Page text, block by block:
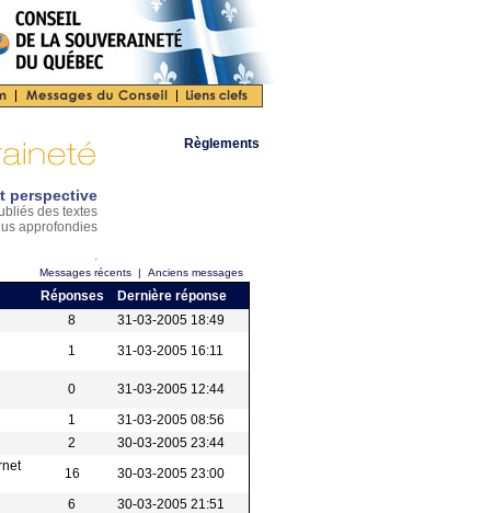
perspective
des textes
approfondies
.
Règlements
Messages récents | Anciens messages
Réponses
Dernière réponse
8
31-03-2005 18:49
1
31-03-2005 16:11
0
31-03-2005 12:44
1
31-03-2005 08:56
2
30-03-2005 23:44
16
30-03-2005 23:00
6
30-03-2005 21:51